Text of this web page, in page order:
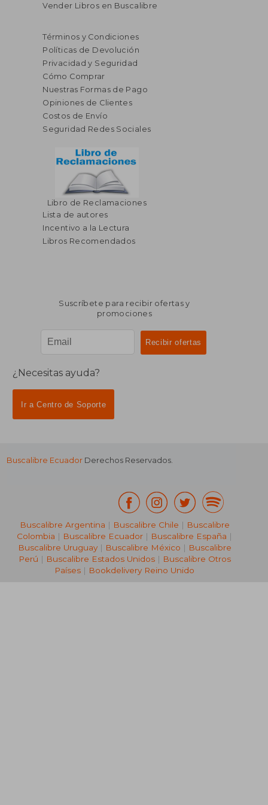
40%
dcto.
$ 54.49
$ 32.69
Vender Libros en Buscalibre
Términos y Condiciones
Políticas de Devolución
Privacidad y Seguridad
Cómo Comprar
Nuestras Formas de Pago
Opiniones de Clientes
Costos de Envío
Seguridad Redes Sociales
Libro de Reclamaciones
Lista de autores
Incentivo a la Lectura
Libros Recomendados
Suscríbete para recibir ofertas y
promociones
¿Necesitas ayuda?
Ir a Centro de Soporte
Buscalibre Ecuador Derechos Reservados.
Buscalibre Argentina | Buscalibre Chile | Buscalibre
Colombia | Buscalibre Ecuador | Buscalibre España |
Buscalibre Uruguay| Buscalibre México | Buscalibre
Perú | Buscalibre Estados Unidos| Buscalibre Otros
Países | Bookdelivery Reino Unido